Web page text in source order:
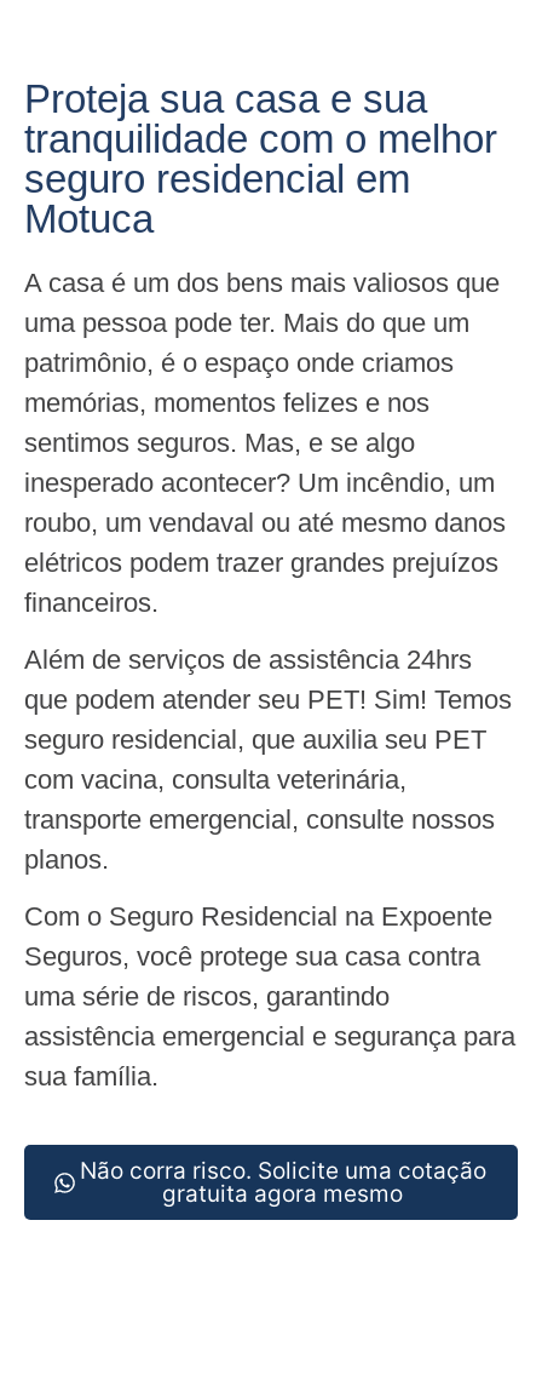
Proteja sua casa e sua
tranquilidade com o melhor
seguro residencial em
Motuca
A casa é um dos bens mais valiosos que
uma pessoa pode ter. Mais do que um
patrimônio, é o espaço onde criamos
memórias, momentos felizes e nos
sentimos seguros. Mas, e se algo
inesperado acontecer? Um incêndio, um
roubo, um vendaval ou até mesmo danos
elétricos podem trazer grandes prejuízos
financeiros.
Além de serviços de assistência 24hrs
que podem atender seu PET! Sim! Temos
seguro residencial, que auxilia seu PET
com vacina, consulta veterinária,
transporte emergencial, consulte nossos
planos.
Com o Seguro Residencial na Expoente
Seguros, você protege sua casa contra
uma série de riscos, garantindo
assistência emergencial e segurança para
sua família.
Não corra risco. Solicite uma cotação
gratuita agora mesmo